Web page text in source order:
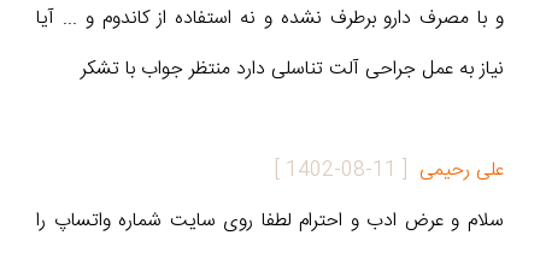
و با مصرف دارو برطرف نشده و نه استفاده از کاندوم و ... آیا
نیاز به عمل جراحی آلت تناسلی دارد منتظر جواب با تشکر
علی رحیمی [
1402-08-11
]
سلام و عرض ادب و احترام لطفا روی سایت شماره واتساپ را